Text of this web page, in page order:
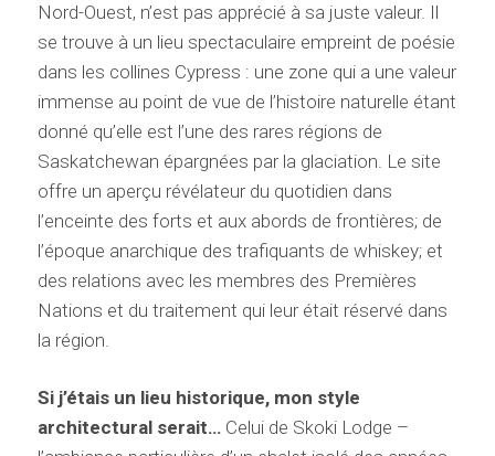
Nord-Ouest, n’est pas apprécié à sa juste valeur. Il
se trouve à un lieu spectaculaire empreint de poésie
dans les collines Cypress : une zone qui a une valeur
immense au point de vue de l’histoire naturelle étant
donné qu’elle est l’une des rares régions de
Saskatchewan épargnées par la glaciation. Le site
offre un aperçu révélateur du quotidien dans
l’enceinte des forts et aux abords de frontières; de
l’époque anarchique des trafiquants de whiskey; et
des relations avec les membres des Premières
Nations et du traitement qui leur était réservé dans
la région.
Si j’étais un lieu historique, mon style
architectural serait… Celui de Skoki Lodge –